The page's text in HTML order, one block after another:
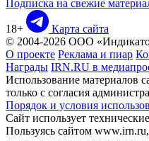
Подписка на свежие
18+
Карта сайта
© 2004-2026 ООО
О проекте Реклама и пиар
Награды IRN.RU в
Использование материалов
только с согласия
Порядок и условия
Сайт использует
Пользуясь сайтом